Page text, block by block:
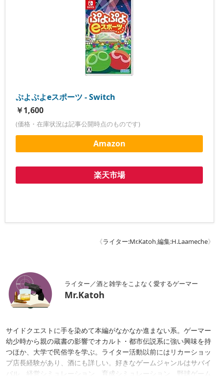
ぷよぷよeスポーツ - Switch
￥1,600
(価格・在庫状況は記事公開時点のものです)
Amazon
楽天市場
《ライター:Mr.Katoh,編集:H.Laameche》
ライター／酒と雑学をこよなく愛するゲーマー
Mr.Katoh
サイドクエストに手を染めて本編がなかなか進まない系。ゲーマー
幼少時から親の蔵書の影響でオカルト・都市伝説系に強い興味を持
つほか、大学で民俗学を学ぶ。ライター活動以前にはリカーショッ
プ店長経験があり、酒にも詳しい。好きなゲームジャンルはサバイ
バル、経営シミュレーション、育成シミュレーション、野球ゲーム